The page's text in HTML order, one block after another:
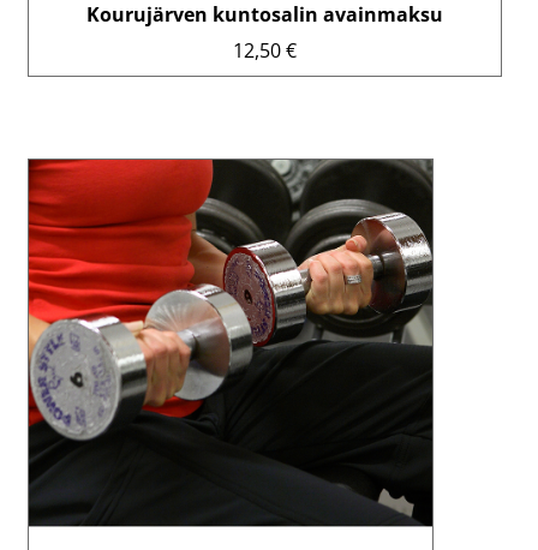
Kourujärven kuntosalin avainmaksu
12,50€